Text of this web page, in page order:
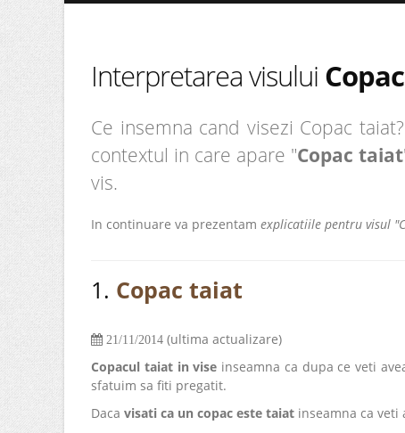
Interpretarea visului
Ce insemna cand visezi Copac
contextul in care apare "Copac taiat
vis.
In continuare va prezentam explicatiile pentru visul
1. Copac taiat
21/11/2014 (ultima actualizare)
Copacul taiat in vise inseamna ca dupa ce veti
sfatuim sa fiti pregatit.
Daca visati ca un copac este taiat inseamna ca veti